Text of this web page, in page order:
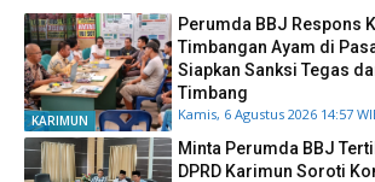
KARIMUN
Perumda BBJ Respons
Timbangan Ayam di
Siapkan Sanksi Tegas
Timbang
Kamis, 6 Agustus 2026 14:57
Minta Perumda BBJ
DPRD Karimun Soroti